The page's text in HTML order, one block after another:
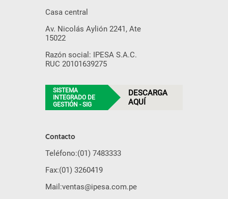
Casa central
Av. Nicolás Aylión 2241, Ate
15022
Razón social: IPESA S.A.C.
RUC 20101639275
SISTEMA
INTEGRADO DE
GESTIÓN - SIG
DESCARGA
AQUÍ
Contacto
Teléfono:(01) 7483333
Fax:(01) 3260419
Mail:ventas@ipesa.com.pe